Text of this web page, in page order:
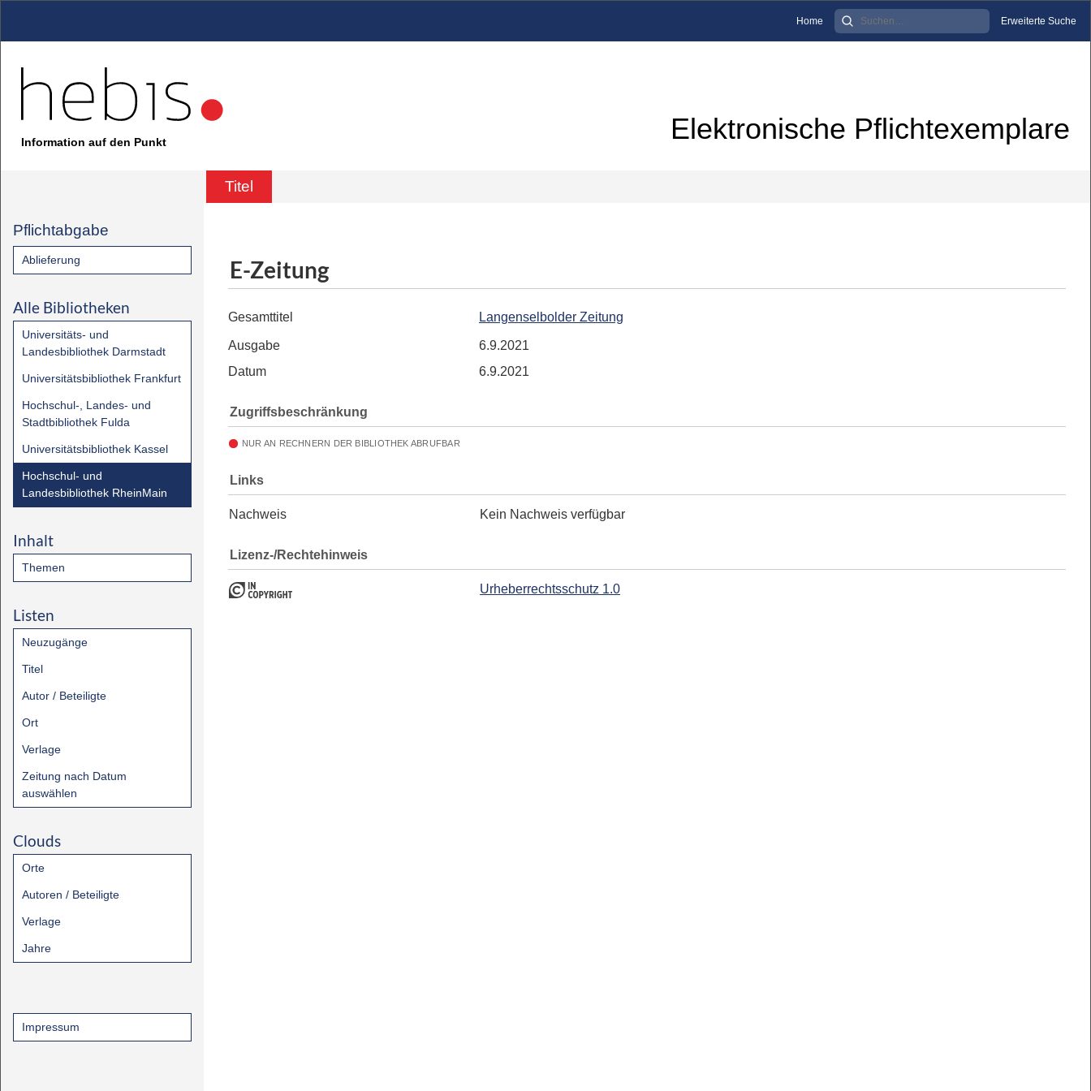
Home Erweiterte Suche
Information auf den Punkt Elektronische Pflichtexemplare
Titel
Pflichtabgabe
Ablieferung
Alle Bibliotheken
Universitäts- und
Landesbibliothek Darmstadt
Universitätsbibliothek Frankfurt
Hochschul-, Landes- und
Stadtbibliothek Fulda
Universitätsbibliothek Kassel
Hochschul- und
Landesbibliothek RheinMain
Inhalt
Themen
Listen
Neuzugänge
Titel
Autor / Beteiligte
Ort
Verlage
Zeitung nach Datum
auswählen
Clouds
Orte
Autoren / Beteiligte
Verlage
Jahre
Impressum
E-Zeitung
Gesamttitel Langenselbolder Zeitung
Ausgabe
6.9.2021
Datum
6.9.2021
Zugriffsbeschränkung
NUR AN RECHNERN DER BIBLIOTHEK ABRUFBAR
Links
Nachweis Kein Nachweis verfügbar
Lizenz-/Rechtehinweis
Urheberrechtsschutz 1.0